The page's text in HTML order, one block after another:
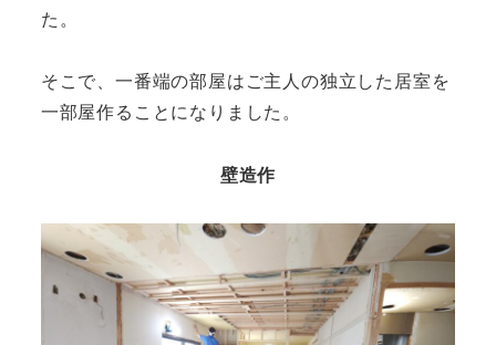
た。
そこで、一番端の部屋はご主人の独立した居室を
一部屋作ることになりました。
壁造作